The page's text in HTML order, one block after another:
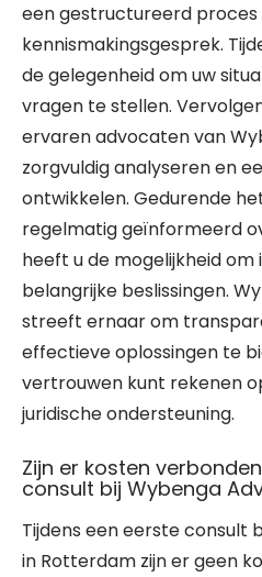
een gestructureerd
kennismakingsgesprek.
de gelegenheid om uw
vragen te stellen.
ervaren advocaten van
zorgvuldig analyseren en
ontwikkelen. Gedurende
regelmatig geïnformeerd
heeft u de mogelijkheid
belangrijke beslissingen.
streeft ernaar om
effectieve oplossingen te
vertrouwen kunt rekenen
juridische ondersteuning.
Zijn er kosten
consult bij Wybenga
Tijdens een eerste consult
in Rotterdam zijn er geen